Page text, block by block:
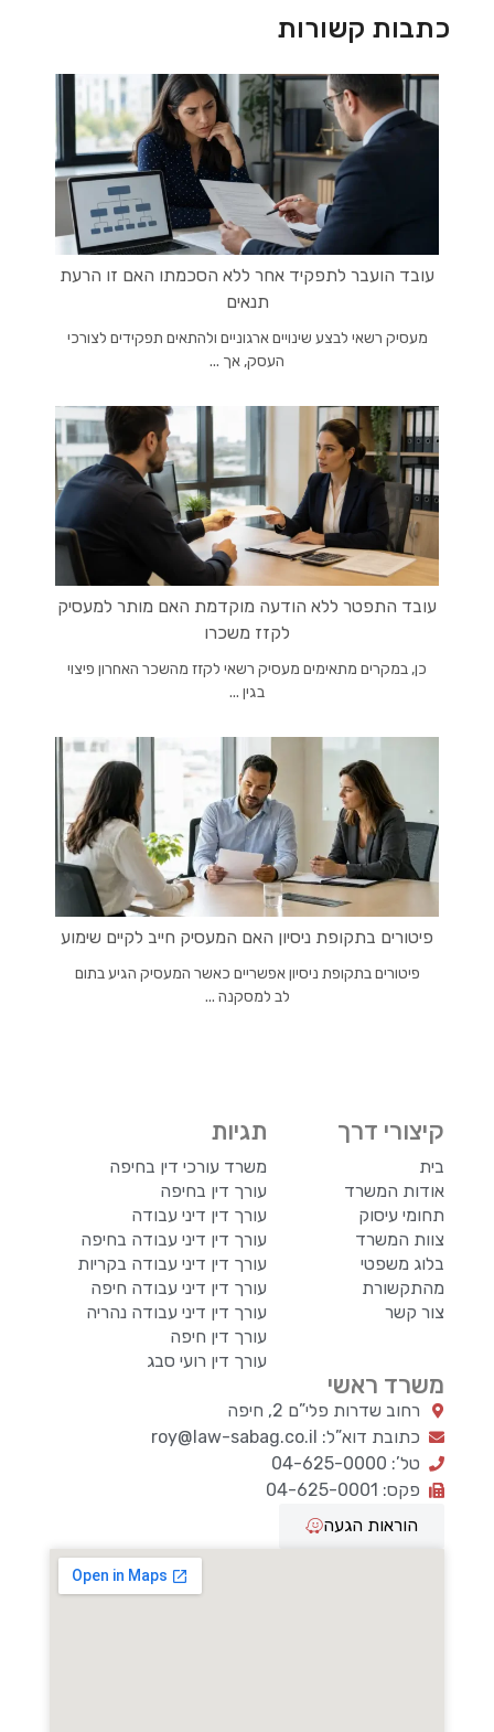
כתבות קשורות
עובד הועבר לתפקיד אחר ללא הסכמתו האם זו הרעת
תנאים
מעסיק רשאי לבצע שינויים ארגוניים ולהתאים תפקידים לצורכי
העסק, אך ...
עובד התפטר ללא הודעה מוקדמת האם מותר למעסיק
לקזז משכרו
כן, במקרים מתאימים מעסיק רשאי לקזז מהשכר האחרון פיצוי
בגין ...
פיטורים בתקופת ניסיון האם המעסיק חייב לקיים שימוע
פיטורים בתקופת ניסיון אפשריים כאשר המעסיק הגיע בתום
לב למסקנה ...
משרד ראשי
רחוב שדרות פלי”ם 2, חיפה
כתובת דוא”ל: roy@law-sabag.co.il
טל’: 04-625-0000
פקס: 04-625-0001
הוראות הגעה
קיצורי דרך
בית
אודות המשרד
תחומי עיסוק
צוות המשרד
בלוג משפטי
מהתקשורת
צור קשר
תגיות
משרד עורכי דין בחיפה
עורך דין בחיפה
עורך דין דיני עבודה
עורך דין דיני עבודה בחיפה
עורך דין דיני עבודה בקריות
עורך דין דיני עבודה חיפה
עורך דין דיני עבודה נהריה
עורך דין חיפה
עורך דין רועי סבג